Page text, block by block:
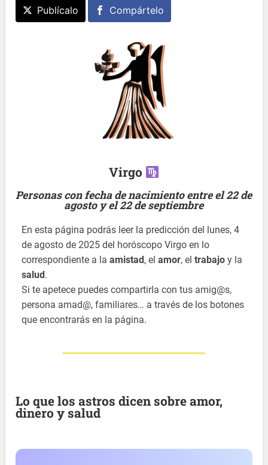
Publícalo Compártelo
Virgo
Personas con fecha de nacimiento entre el 22 de
agosto y el 22 de septiembre
En esta página podrás leer la predicción del lunes, 4
de agosto de 2025 del horóscopo Virgo en lo
correspondiente a laamistad , elamor, eltrabajo y la
salud .
Si te apetece puedes compartirla con tus amig@s,
persona amad@, familiares… a través de los botones
que encontrarás en la página.
Lo que los astros dicen sobre amor,
dinero y salud